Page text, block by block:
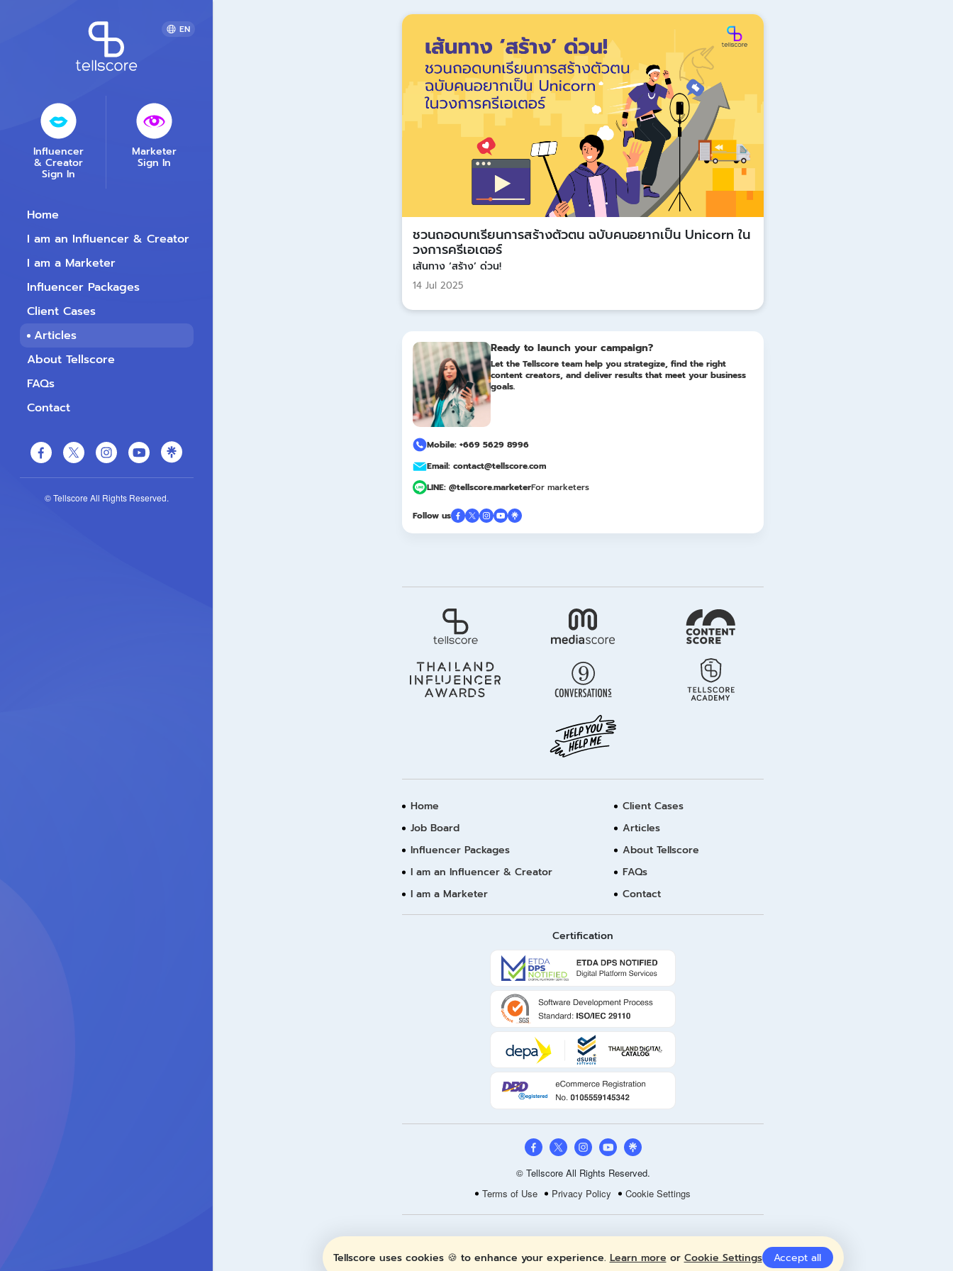
EN
Influencer
& Creator
Sign In
Marketer
Sign In
Home
I am an Influencer & Creator
I am a Marketer
Influencer Packages
Client Cases
Articles
About Tellscore
FAQs
Contact
© Tellscore All Rights Reserved.
ชวนถอดบทเรียนการสร้างตัวตน ฉบับคนอยากเป็น Unicorn ใน
วงการครีเอเตอร์
เส้นทาง ‘สร้าง’ ด่วน!
14 Jul 2025
Ready to launch your campaign?
Let the Tellscore team help you strategize, find the right
content creators, and deliver results that meet your business
goals.
Mobile: +669 5629 8996
Email: contact@tellscore.com
LINE: @tellscore.marketerFor marketers
Follow us
Home
Job Board
Influencer Packages
I am an Influencer & Creator
I am a Marketer
Client Cases
Articles
About Tellscore
FAQs
Contact
Certification
© Tellscore All Rights Reserved.
Terms of Use
Privacy Policy Cookie Settings
Tellscore uses cookies 🍪 to enhance your experience. Learn more or Cookie Settings Accept all